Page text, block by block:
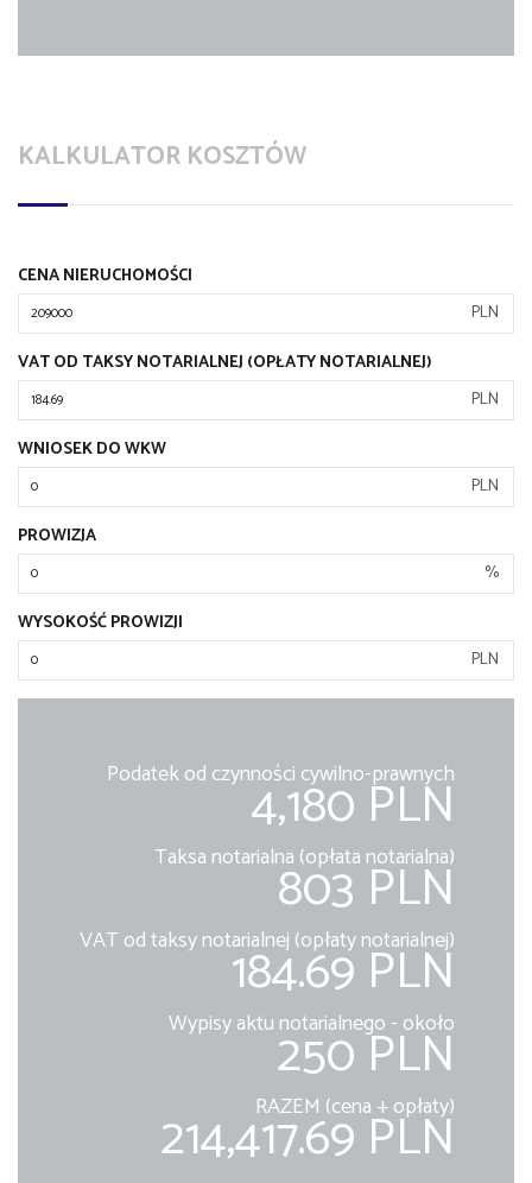
KALKULATOR KOSZTÓW
CENA NIERUCHOMOŚCI
PLN
VAT OD TAKSY NOTARIALNEJ (OPŁATY NOTARIALNEJ)
PLN
WNIOSEK DO WKW
PLN
PROWIZJA
%
WYSOKOŚĆ PROWIZJI
PLN
Podatek od czynności cywilno-prawnych
4,180 PLN
Taksa notarialna (opłata notarialna)
803 PLN
VAT od taksy notarialnej (opłaty notarialnej)
184.69 PLN
Wypisy aktu notarialnego - około
250 PLN
RAZEM (cena + opłaty)
214,417.69 PLN